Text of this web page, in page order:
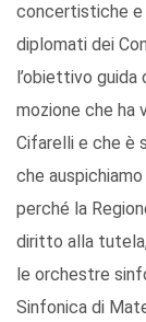
concertistiche e
diplomati dei
l’obiettivo
mozione che ha
Cifarelli e che è
che
perché la
diritto alla
le orchestre
Sinfonica di